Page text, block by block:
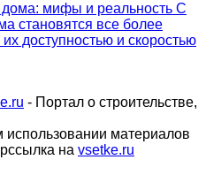
мифы и реальность С
становятся все более
доступностью и скоростью
- Портал о строительстве,
материалов
на vsetke.ru